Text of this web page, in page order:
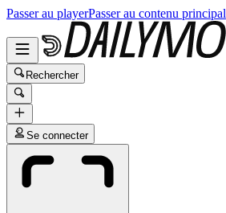
Passer au playerPasser au contenu principal
Rechercher
Se connecter